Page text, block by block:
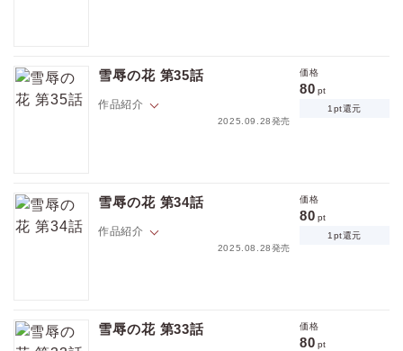
ョが身悶える姿を見ると愉悦を感じる自分を自覚し…。
雪辱の花 第35話
作品紹介
2025.09.28発売
価格
80 pt
1pt還元
素直になったヨンジョに、ヒリャンも気遣いを見せて…。
雪辱の花 第34話
作品紹介
2025.08.28発売
価格
80 pt
1pt還元
変わらずヒリャンはヨンジョの反応をおもしろがり…。
雪辱の花 第33話 価格
80 pt